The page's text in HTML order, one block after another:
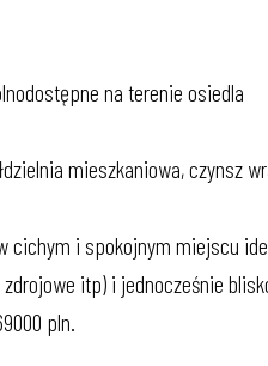
na terenie osiedla
mieszkaniowa, czynsz
cichym i spokojnym miejscu
itp) i jednocześnie
pln.